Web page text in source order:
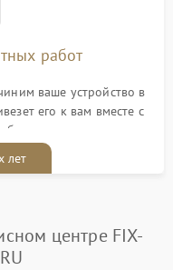
работ
ваше устройство в
его к вам вместе с
лет
центре FIX-